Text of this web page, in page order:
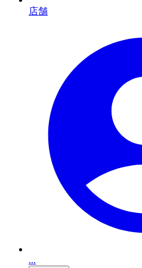
店舗
...